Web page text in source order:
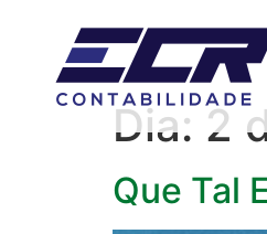
Dia: 2
Que Tal